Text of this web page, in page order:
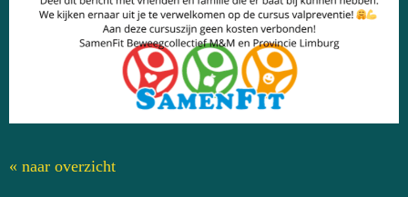
« naar overzicht